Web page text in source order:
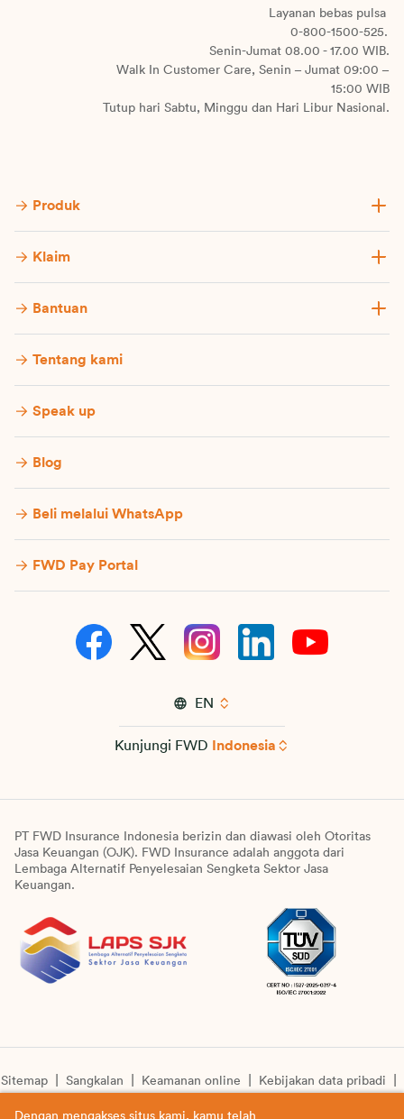
Layanan bebas pulsa
0-800-1500-525.
Senin-Jumat 08.00 - 17.00 WIB.
Walk In Customer Care, Senin – Jumat 09:00 –
15:00 WIB
Tutup hari Sabtu, Minggu dan Hari Libur Nasional.
Produk
Klaim
Bantuan
Tentang kami
Speak up
Blog
Beli melalui WhatsApp
FWD Pay Portal
EN
Kunjungi FWD Indonesia
PT FWD Insurance Indonesia berizin dan diawasi oleh Otoritas
Jasa Keuangan (OJK). FWD Insurance adalah anggota dari
Lembaga Alternatif Penyelesaian Sengketa Sektor Jasa
Keuangan.
Sitemap Sangkalan Keamanan online
Kebijakan data pribadi
Dengan mengakses situs kami, kamu telah